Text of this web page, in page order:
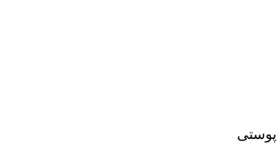
پوستی